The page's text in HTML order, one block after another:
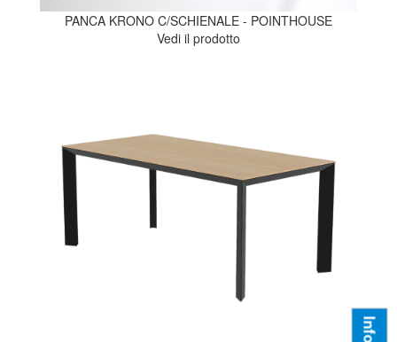
PANCA KRONO C/SCHIENALE - POINTHOUSE
Vedi il prodotto